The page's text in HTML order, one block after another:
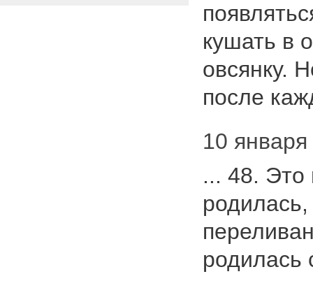
кушать в
овсянку.
после
10
... 48. Это
родилась